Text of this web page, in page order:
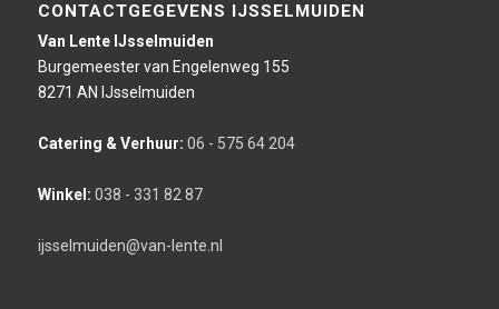
CONTACTGEGEVENS IJSSELMUIDEN
Van Lente IJsselmuiden
Burgemeester van Engelenweg 155
8271 AN IJsselmuiden
Catering & Verhuur: 06 - 575 64 204
Winkel: 038 - 331 82 87
ijsselmuiden@van-lente.nl